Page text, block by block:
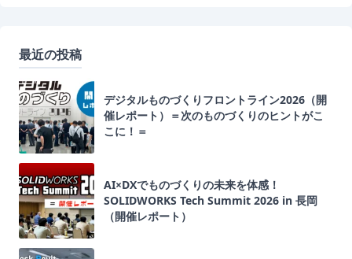
最近の投稿
デジタルものづくりフロントライン2026（開
催レポート）＝次のものづくりのヒントがこ
こに！＝
AI×DXでものづくりの未来を体感！
SOLIDWORKS Tech Summit 2026 in 長岡
（開催レポート）